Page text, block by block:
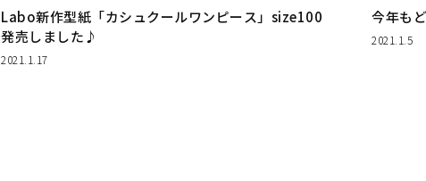
Labo新作型紙「カシュクールワンピース」size100
発売しました♪
2021.1.17
今年も
2021.1.5